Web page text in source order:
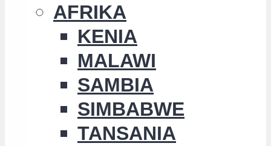
AFRIKA
KENIA
MALAWI
SAMBIA
SIMBABWE
TANSANIA